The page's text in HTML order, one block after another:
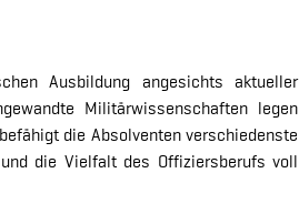
Ausbildung angesichts aktueller
Militärwissenschaften legen
die Absolventen verschiedenste
die Vielfalt des Offiziersberufs voll